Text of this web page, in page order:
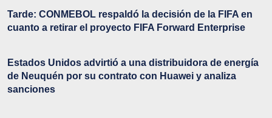
Tarde: CONMEBOL respaldó la decisión de la FIFA en
cuanto a retirar el proyecto FIFA Forward Enterprise
Estados Unidos advirtió a una distribuidora de energía
de Neuquén por su contrato con Huawei y analiza
sanciones